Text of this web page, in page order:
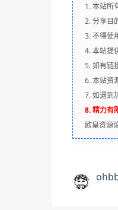
1. 本站所
2. 分享目
3. 不得使
4. 本站提
5. 如有链
6. 本站资
7. 如遇到
8. 精力有
欧皇资源